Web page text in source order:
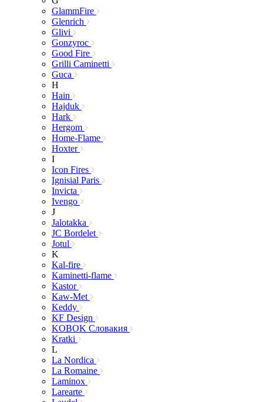
GlammFire
Glenrich
Glivi
Gonzyroc
Good Fire
Grilli Caminetti
Guca
H
Hain
Hajduk
Hark
Hergom
Home-Flame
Hoxter
I
Icon Fires
Ignisial Paris
Invicta
Ivengo
J
Jalotakka
JC Bordelet
Jotul
K
Kal-fire
Kaminetti-flame
Kastor
Kaw-Met
Keddy
KF Design
KOBOK Словакия
Kratki
L
La Nordica
La Romaine
Laminox
Larearte